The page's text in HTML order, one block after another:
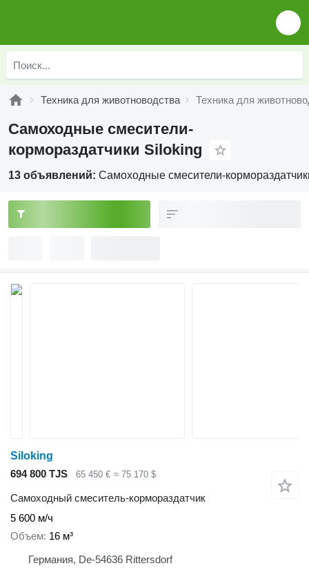
Техника для животноводства Техника для
Самоходные смесители-
кормораздатчики Siloking
13 объявлений: Самоходные смесители-
Siloking
694 800 TJS
65 450 € ≈ 75 170 $
Самоходный смеситель-кормораздатчик
5 600 м/ч
Объем 16 м³
Германия, De-54636 Rittersdorf